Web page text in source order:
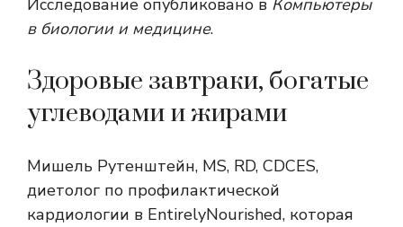
Исследование опубликовано в Компьютеры
в биологии и медицине.
Здоровые завтраки, богатые
углеводами и жирами
Мишель Рутенштейн, MS, RD, CDCES,
диетолог по профилактической
кардиологии в EntirelyNourished, которая